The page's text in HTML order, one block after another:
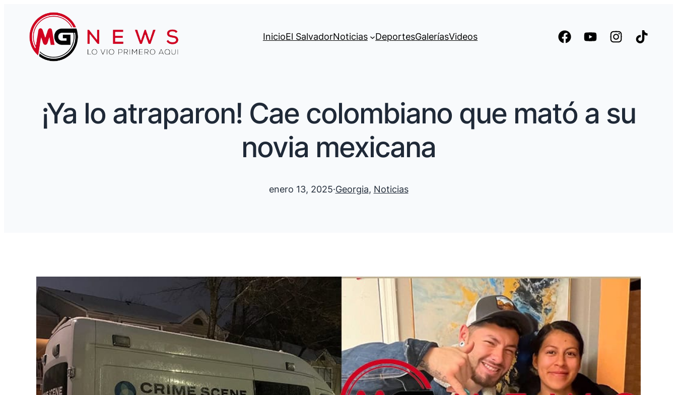
InicioEl SalvadorNoticias DeportesGaleríasVideos
¡Ya lo atraparon! Cae colombiano que mató a su
novia mexicana
enero 13, 2025·Georgia, Noticias